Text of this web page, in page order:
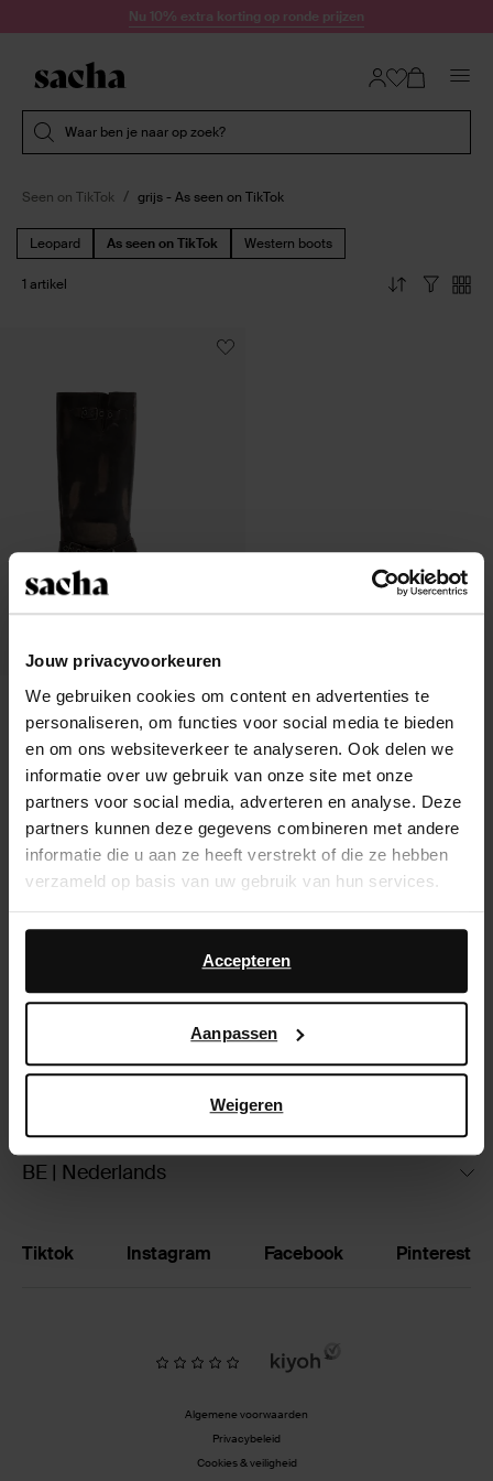
Jouw privacyvoorkeuren
We gebruiken cookies om content en advertenties te
personaliseren, om functies voor social media te bieden
en om ons websiteverkeer te analyseren. Ook delen we
informatie over uw gebruik van onze site met onze
partners voor social media, adverteren en analyse. Deze
partners kunnen deze gegevens combineren met andere
informatie die u aan ze heeft verstrekt of die ze hebben
verzameld op basis van uw gebruik van hun services.
Daarnaast werken wij samen met Google voor
advertentie- en meetdoeleinden. Meer informatie over
hoe Google uw persoonsgegevens gebruikt, vindt u op
Accepteren
Aanpassen
Weigeren
Doorgaan naar artikelNu 10% extra korting op ronde prijzen
Waar ben je naar op zoek?
Seen on TikTok grijs - As seen on TikTok
Leopard As seen on TikTok Western boots
1 artikel
Greywashed buckle biker boots
242.99
Over Sacha
Klantenservice
Verzending & levering
Ruilen & retourneren
Brandstores
BE | Nederlands
Tiktok Instagram Facebook Pinterest
Algemene voorwaarden
Privacybeleid
Cookies & veiligheid